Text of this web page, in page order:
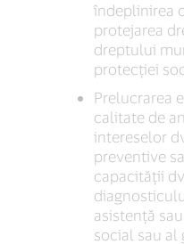
îndeplinirea
protejarea
dreptului
protecției
Prelucrarea
calitate de
intereselor
preventive
capacității
asistență
social sau al